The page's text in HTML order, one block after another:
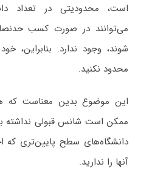
است، محدودیتی در تعداد
می‌توانند در صورت کسب
شوند، وجود ندارد. بنابراین،
محدود نکنید.
این موضوع بدین معناست که
ممکن است شانس قبولی نداشته
دانشگاه‌های سطح پایین‌تری که
آنها را ندارید.